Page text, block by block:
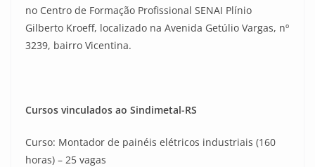
no Centro de Formação Profissional SENAI Plínio
Gilberto Kroeff, localizado na Avenida Getúlio Vargas, nº
3239, bairro Vicentina.
Cursos vinculados ao Sindimetal-RS
Curso: Montador de painéis elétricos industriais (160
horas) – 25 vagas